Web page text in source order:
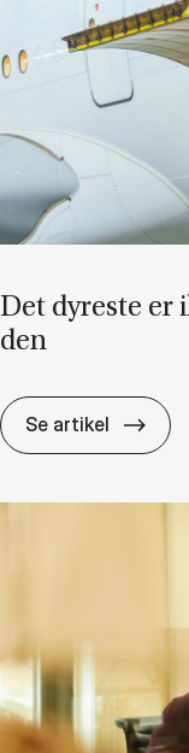
Det dy­re­ste er
den
Se artikel Det